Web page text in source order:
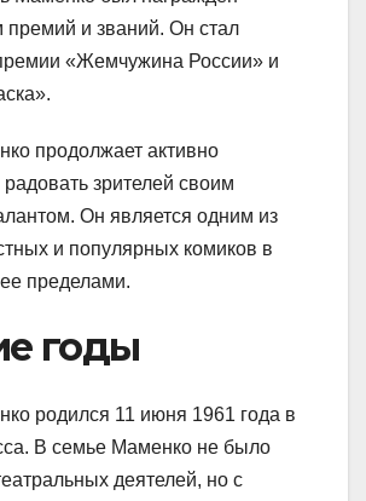
премий и званий. Он стал
«Жемчужина России» и
продолжает активно
радовать зрителей своим
Он является одним из
и популярных комиков в
пределами.
годы
родился 11 июня 1961 года в
В семье Маменко не было
деятелей, но с